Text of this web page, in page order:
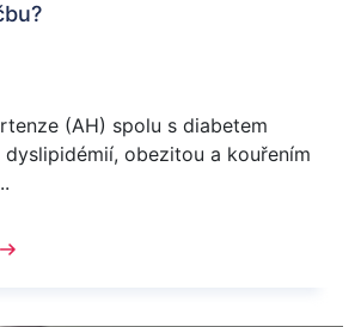
(AH) spolu s diabetem
dyslipidémií, obezitou a kouřením